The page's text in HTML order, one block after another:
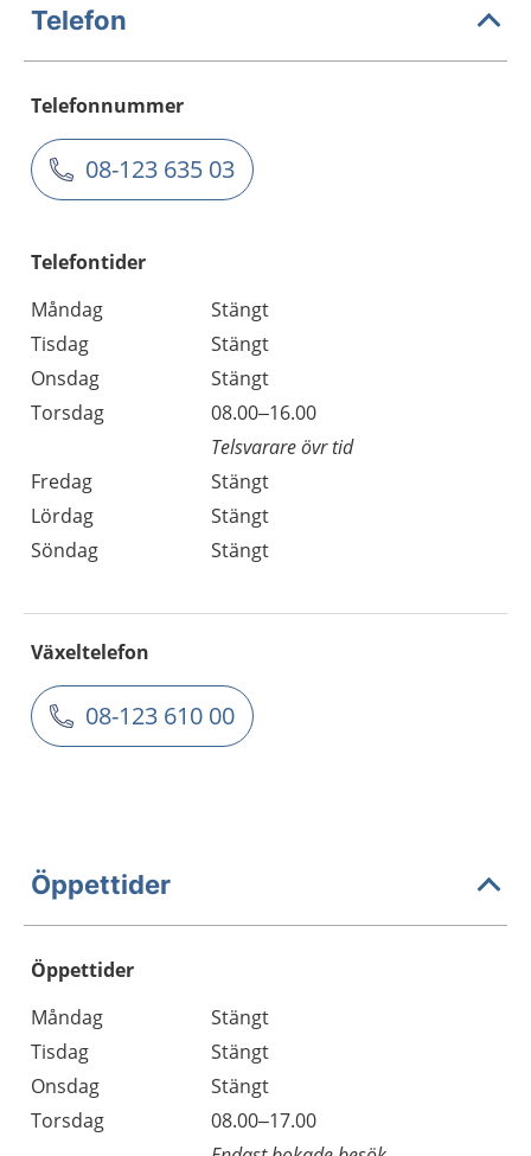
Telefon
Telefonnummer
08-123 635 03
Telefontider
Måndag
Stängt
Tisdag
Stängt
Onsdag
Stängt
Torsdag
08.00–16.00
Telsvarare övr tid
Fredag
Stängt
Lördag
Stängt
Söndag
Stängt
Växeltelefon
08-123 610 00
Öppettider
Öppettider
Dag
Öppettider
Kommentarer
Måndag
Stängt
Tisdag
Stängt
Onsdag
Stängt
Torsdag
08.00–17.00